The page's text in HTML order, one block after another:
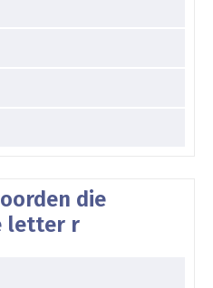
die
letter r